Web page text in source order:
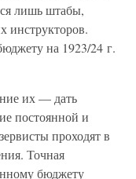
лишь штабы,
инструкторов.
на 1923/24 г.
их — дать
постоянной и
проходят в
Точная
бюджету